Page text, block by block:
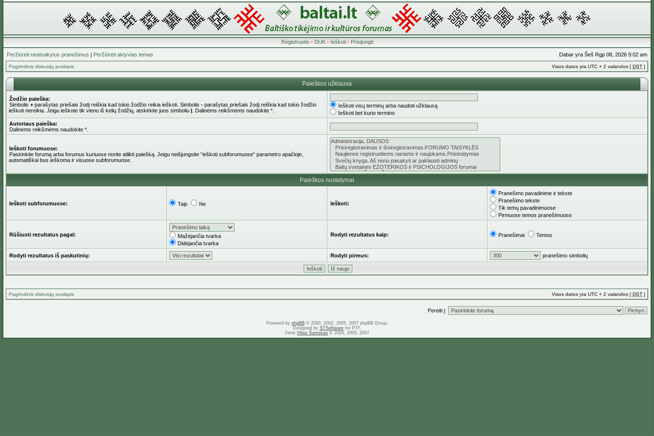
Registruotis • DUK• Ieškoti• Prisijungti
Peržiūrėti neatsakytus pranešimus | Peržiūrėti aktyvias temas Dabar yra Šeš Rgp 08, 2026 9:02 am
Pagrindinis diskusijų puslapis Visos datos yra UTC + 2 valandos [ DST ]
Paieškos užklausa
Žodžio paieška:
Simbolis + parašytas priešais žodį reiškia kad tokio žodžio reikia ieškoti. Simbolis - parašytas priešais žodį reiškia kad tokio žodžio
ieškoti nereikia. Jeigu ieškote tik vieno iš kelių žodžių, atskirkite juos simboliu | . Dalinėms reikšmėms naudokite *.
Ieškoti visų terminų arba naudoti užklausą
Ieškoti bet kurio termino
Autoriaus paieška:
Dalinėms reikšmėms naudokite *.
Ieškoti forumuose:
Pasirinkite forumą arba forumus kuriuose norite atlikti paiešką. Jeigu neišjungsite “ieškoti subforumuose“ parametro apačioje,
automatiškai bus ieškoma ir visuose subforumuose.
Paieškos nustatymai
Ieškoti subforumuose: Taip Ne Ieškoti:
Pranešimo pavadinime ir tekste
Pranešimo tekste
Tik temų pavadinimuose
Pirmuose temos pranešimuose
Rūšiuoti rezultatus pagal:
Mažėjančia tvarka
Didėjančia tvarka
Rodyti rezultatus kaip: Pranešimai Temos
Rodyti rezultatus iš paskutinių: Rodyti pirmus: pranešimo simbolių
Pagrindinis diskusijų puslapis Visos datos yra UTC + 2 valandos [ DST ]
Pereiti į:
Powered by phpBB© 2000, 2002, 2005, 2007 phpBB Group.
Designed by STSoftwarefor PTF.
Vertė Vilius Šumskas © 2003, 2005, 2007